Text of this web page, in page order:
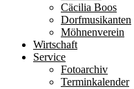
Cäcilia Boos
Dorfmusikanten
Möhnenverein
Wirtschaft
Service
Fotoarchiv
Terminkalender